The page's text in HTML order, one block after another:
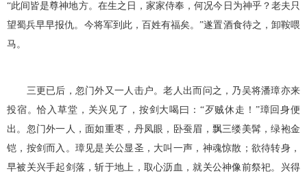
“此间皆是尊神地方。在生之日，家家侍奉，何况今日为神乎？老夫只
望蜀兵早早报仇。今将军到此，百姓有福矣。”遂置酒食待之，卸鞍喂
马。
三更已后，忽门外又一人击户。老人出而问之，乃吴将潘璋亦来
投宿。恰入草堂，关兴见了，按剑大喝曰：“歹贼休走！”璋回身便
出。忽门外一人，面如重枣，丹凤眼，卧蚕眉，飘三缕美髯，绿袍金
铠，按剑而入。璋见是关公显圣，大叫一声，神魂惊散；欲待转身，
早被关兴手起剑落，斩于地上，取心沥血，就关公神像前祭祀。兴得